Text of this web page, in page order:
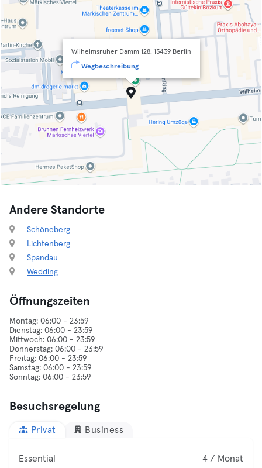
Wilhelmsruher Damm 128, 13439 Berlin
Wegbeschreibung
Andere Standorte
Schöneberg
Lichtenberg
Spandau
Wedding
Öffnungszeiten
Montag: 06:00 - 23:59
Dienstag: 06:00 - 23:59
Mittwoch: 06:00 - 23:59
Donnerstag: 06:00 - 23:59
Freitag: 06:00 - 23:59
Samstag: 06:00 - 23:59
Besuchsregelung
Privat Business
Essential 4 / Monat